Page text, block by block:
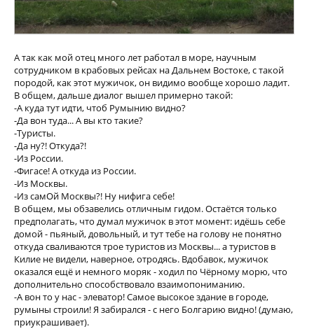
А так как мой отец много лет работал в море, научным
сотрудником в крабовых рейсах на Дальнем Востоке, с такой
породой, как этот мужичок, он видимо вообще хорошо ладит.
В общем, дальше диалог вышел примерно такой:
-А куда тут идти, чтоб Румынию видно?
-Да вон туда... А вы кто такие?
-Туристы.
-Да ну?! Откуда?!
-Из России.
-Фигасе! А откуда из России.
-Из Москвы.
-Из самОй Москвы?! Ну нифига себе!
В общем, мы обзавелись отличным гидом. Остаётся только
предполагать, что думал мужичок в этот момент: идёшь себе
домой - пьяный, довольный, и тут тебе на голову не понятно
откуда сваливаются трое туристов из Москвы... а туристов в
Килие не видели, наверное, отродясь. Вдобавок, мужичок
оказался ещё и немного моряк - ходил по Чёрному морю, что
дополнительно способствовало взаимопониманию.
-А вон то у нас - элеватор! Самое высокое здание в городе,
румыны строили! Я забирался - с него Болгарию видно! (думаю,
приукрашивает).